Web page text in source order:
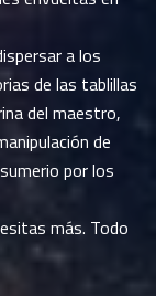
a los
de las tablillas
del maestro,
de
por los
más. Todo